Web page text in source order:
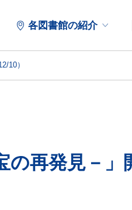
各図書館の紹介
10）
の再発見－